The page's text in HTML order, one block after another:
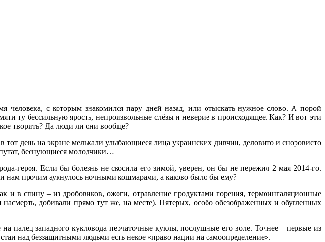
человека, с которым знакомился пару дней назад, или отыскать нужное слово. А порой
ту бессильную ярость, непроизвольные слёзы и неверие в происходящее. Как? И вот эти
творить? Да люди ли они вообще?
день на экране мелькали улыбающиеся лица украинских дивчин, деловито и сноровисто
беснующиеся молодчики…
героя. Если бы болезнь не скосила его зимой, уверен, он бы не пережил 2 мая 2014-го.
прочим аукнулось ночными кошмарами, а каково было бы ему?
в спину – из дробовиков, ожоги, отравление продуктами горения, термоингаляционные
добивали прямо тут же, на месте). Пятерых, особо обезображенных и обугленных
палец западного кукловода перчаточные куклы, послушные его воле. Точнее – первые из
над беззащитными людьми есть некое «право нации на самоопределение».